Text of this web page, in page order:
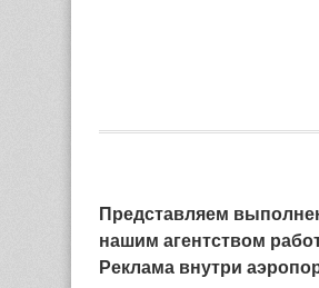
Представляем
нашим агентством
Реклама внутри